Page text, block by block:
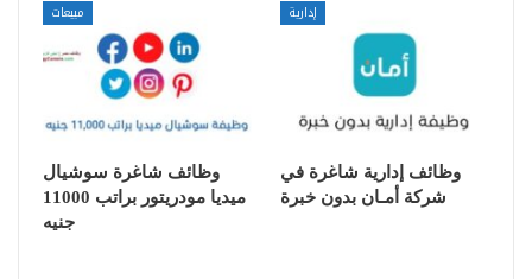
مبيعات
وظائف شاغرة سوشيال
ميديا مودريتور براتب 11000
جنيه
إدارية
وظائف إدارية شاغرة في
شركة أمـان بدون خبرة